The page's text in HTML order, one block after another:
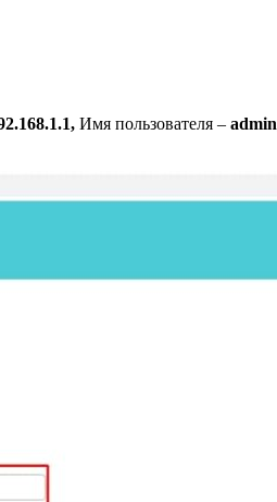
Имя пользователя – admin